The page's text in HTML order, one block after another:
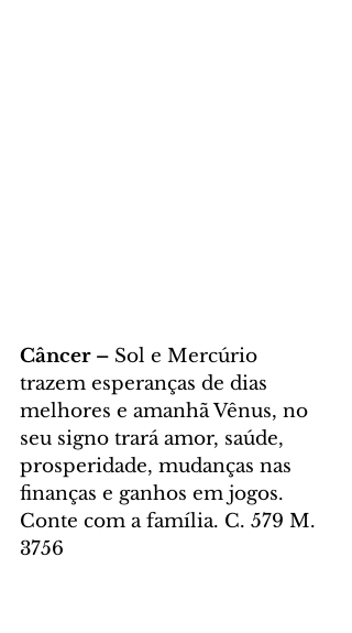
Câncer – Sol e Mercúrio
trazem esperanças de dias
melhores e amanhã Vênus, no
seu signo trará amor, saúde,
prosperidade, mudanças nas
finanças e ganhos em jogos.
Conte com a família. C. 579 M.
3756